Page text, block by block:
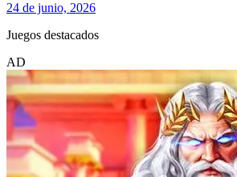
24 de junio, 2026
Juegos destacados
AD